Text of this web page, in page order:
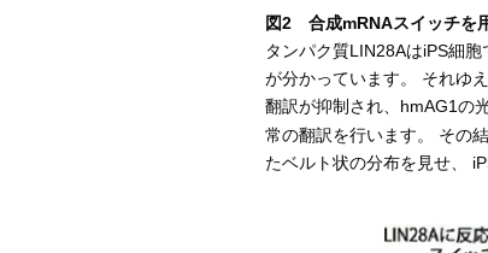
図2 合成mRNAスイッチを
タンパク質LIN28AはiPS細
が分かっています。 それゆ
翻訳が抑制され、hmAG1の
常の翻訳を行います。 その
たベルト状の分布を見せ、